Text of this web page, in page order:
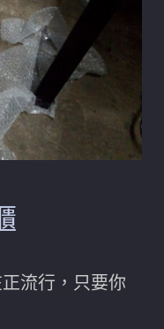
流行，只要你